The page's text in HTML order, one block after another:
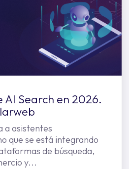
AI Search en 2026.
a asistentes
que se está integrando
de búsqueda,
y...